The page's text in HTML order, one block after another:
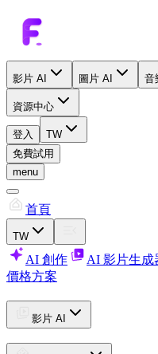
影片 AI 圖片 AI 音
資源中心
登入
TW
免費試用
menu
首頁
TW
AI 創作 AI 影片生成
價格方案
影片 AI